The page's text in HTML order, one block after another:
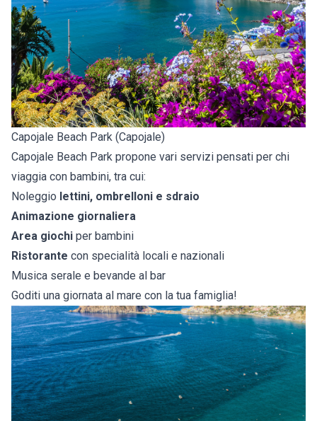
Capojale Beach Park (Capojale)
Capojale Beach Park propone vari servizi pensati per chi
viaggia con bambini, tra cui:
Noleggio lettini, ombrelloni e sdraio
Animazione giornaliera
Area giochi per bambini
Ristorante con specialità locali e nazionali
Musica serale e bevande al bar
Goditi una giornata al mare con la tua famiglia!